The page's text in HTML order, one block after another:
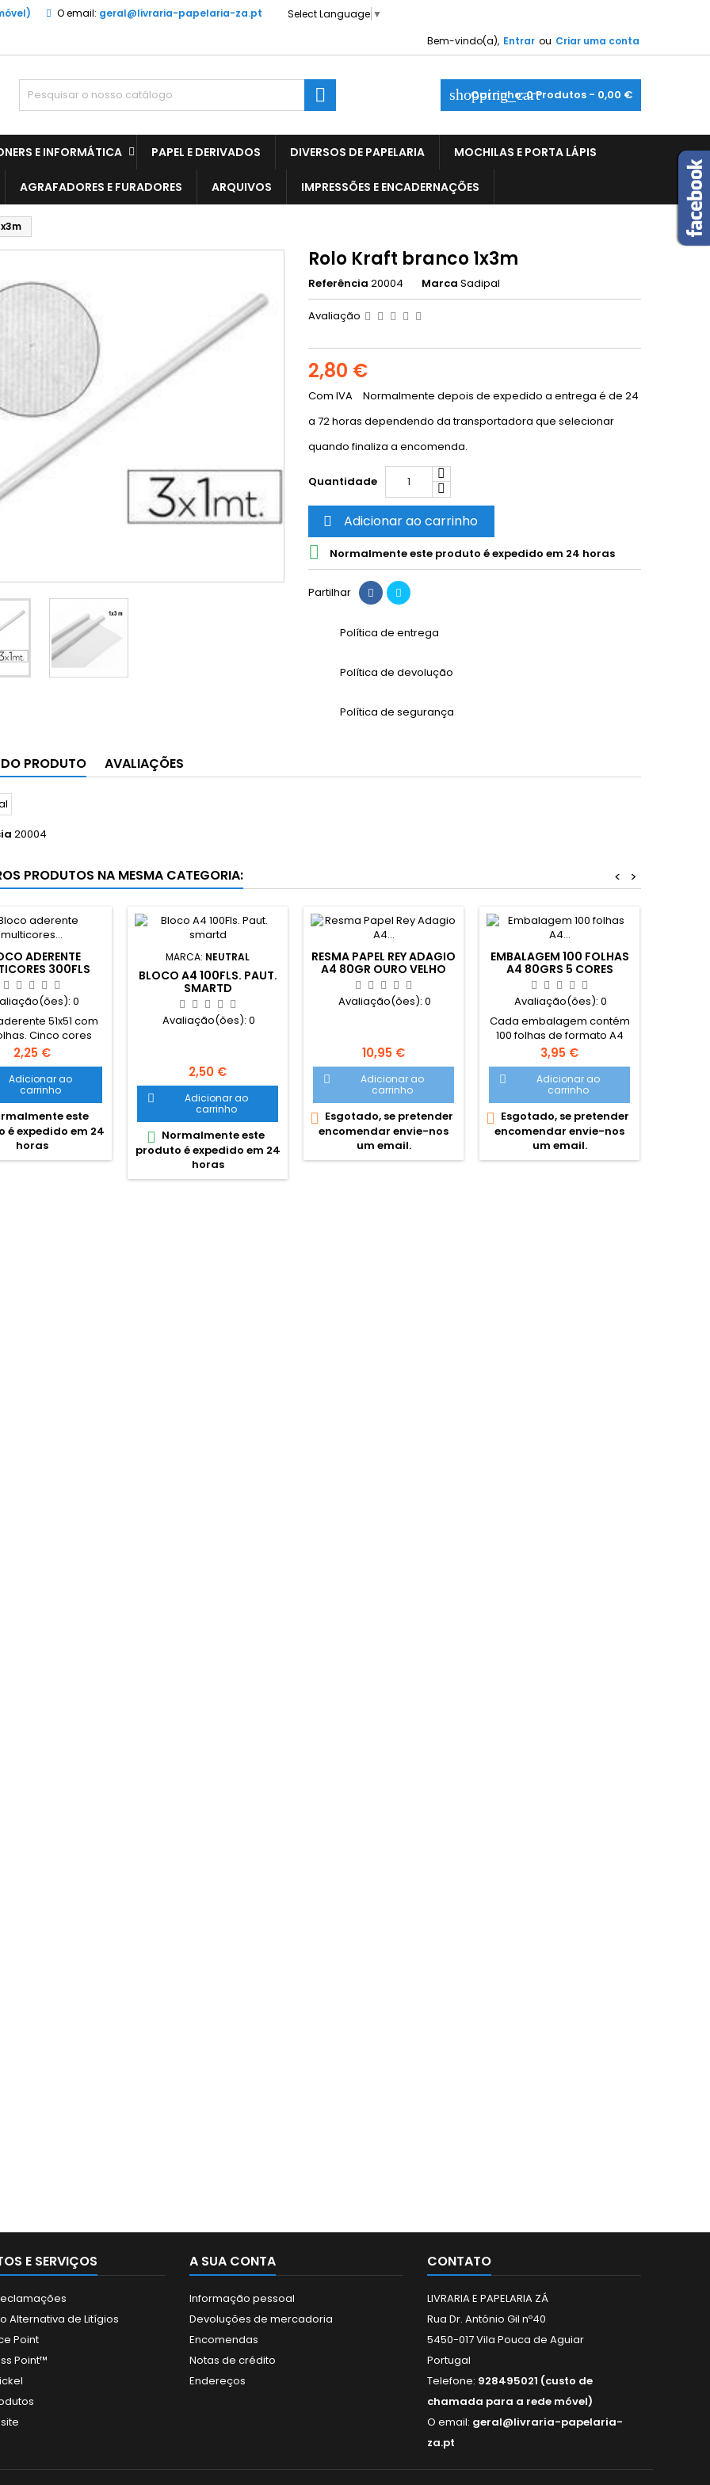
O email: geral@livraria-papelaria-za.pt Select Language ▼
Bem-vindo(a), Entrar ou Criar uma conta
shopping_cart
Carrinho:0Produtos - 0,00 €

E INFORMÁTICA PAPEL E DERIVADOS DIVERSOS DE PAPELARIA MOCHILAS E PORTA LÁPIS
AGRAFADORES E FURADORES ARQUIVOS IMPRESSÕES E ENCADERNAÇÕES
Rolo Kraft branco 1x3m
Referência 20004 Marca Sadipal
Avaliação
2,80 €
Com IVA
Normalmente depois de expedido a entrega é de 24
a 72 horas dependendo da transportadora que selecionar
quando finaliza a encomenda.
Quantidade
 Adicionar ao carrinho
 Normalmente este produto é expedido em 24 horas
Partilhar
Política de entrega
Política de devolução
Política de segurança
PRODUTO AVALIAÇÕES
20004
PRODUTOS NA MESMA CATEGORIA: >
<
ADERENTE
300FLS
51X51
0
51x51 com
Cinco cores
amarelo, laranja,
rosa e salmão.
Preço
2,25 €
Adicionar ao
carrinho
este
é expedido em 24
horas
MARCA: NEUTRAL
BLOCO A4 100FLS. PAUT.
SMARTD
Avaliação(ões): 0
Preço
2,50 €

Adicionar ao
carrinho
 Normalmente este
produto é expedido em 24
horas
RESMA PAPEL REY ADAGIO
A4 80GR OURO VELHO
Avaliação(ões): 0
Preço
10,95 €

Adicionar ao
carrinho
 Esgotado, se pretender
encomendar envie-nos
um email.
EMBALAGEM 100 FOLHAS
A4 80GRS 5 CORES
INTENSAS
Avaliação(ões): 0
Cada embalagem contém
100 folhas de formato A4
80grs com 5 Cores
intensas. 20 folhas de cada
uma das seguintes cores:
Amarelo, Azul, Verde,
vermelho e laranja.
Preço
3,95 €

Adicionar ao
carrinho
 Esgotado, se pretender
encomendar envie-nos
um email.
E SERVIÇOS
Alternativa de Litígios
Point
Point™
A SUA CONTA
Informação pessoal
Devoluções de mercadoria
Encomendas
Notas de crédito
Endereços
CONTATO
LIVRARIA E PAPELARIA ZÁ
Rua Dr. António Gil nº40
5450-017 Vila Pouca de Aguiar
Portugal
Telefone: 928495021 (custo de
chamada para a rede móvel)
O email: geral@livraria-papelaria-
za.pt